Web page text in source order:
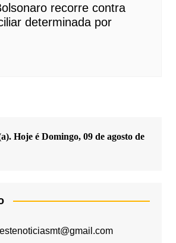
recorre contra
determinada por
Hoje é Domingo, 09 de agosto de